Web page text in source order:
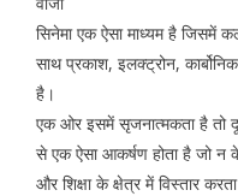
सिनेमा एक ऐसा माध्यम है जिसमें
साथ प्रकाश, इलक्ट्रोन,
है।
एक ओर इसमें सृजनात्मकता है तो
से एक ऐसा आकर्षण होता है जो न
और शिक्षा के क्षेत्र में विस्तार